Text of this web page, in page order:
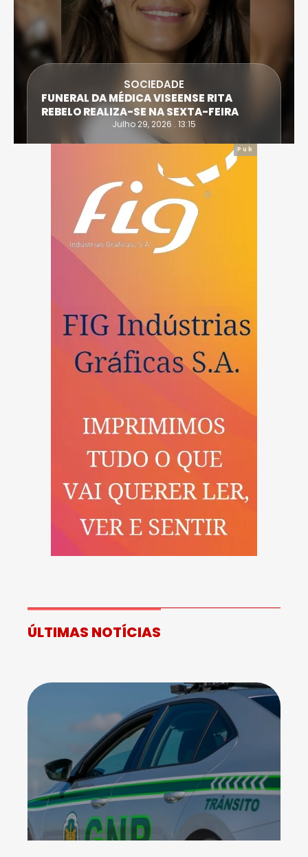
SOCIEDADE
FUNERAL DA MÉDICA VISEENSE RITA
REBELO REALIZA-SE NA SEXTA-FEIRA
Julho 29, 2026 . 13:15
Pub
ÚLTIMAS NOTÍCIAS